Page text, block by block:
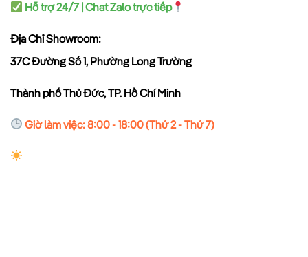
Hỗ trợ 24/7 | Chat Zalo trực tiếp
Địa Chỉ Showroom:
37C Đường Số 1, Phường Long Trường
Thành phố Thủ Đức, TP. Hồ Chí Minh
Giờ làm việc: 8:00 - 18:00 (Thứ 2 - Thứ 7)